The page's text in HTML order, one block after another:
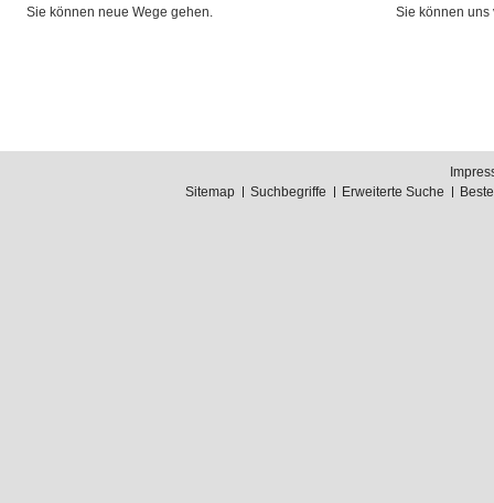
Sie können neue Wege gehen. Sie können uns
Sitemap
Suchbegriffe Erweiterte Suche